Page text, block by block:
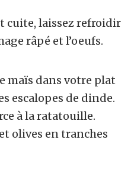
cuite, laissez refroidir
râpé et l’oeufs.
maïs dans votre plat
escalopes de dinde.
à la ratatouille.
olives en tranches